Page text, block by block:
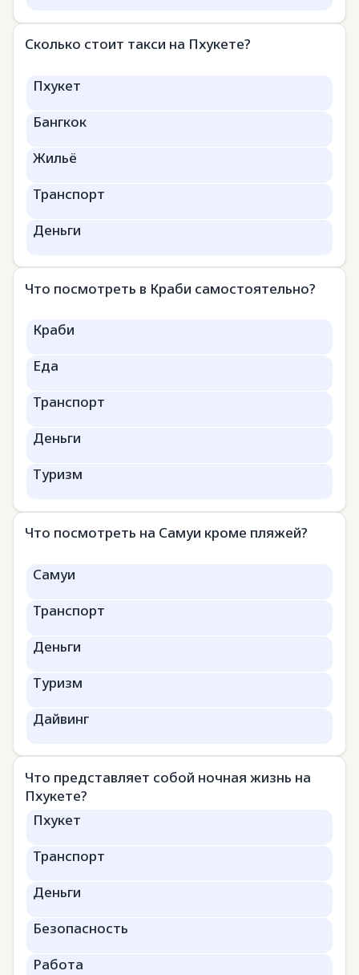
Сколько стоит такси на Пхукете?
Пхукет
Бангкок
Жильё
Транспорт
Деньги
Что посмотреть в Краби самостоятельно?
Краби
Еда
Транспорт
Деньги
Туризм
Что посмотреть на Самуи кроме пляжей?
Самуи
Транспорт
Деньги
Туризм
Дайвинг
Что представляет собой ночная жизнь на
Пхукете?
Пхукет
Транспорт
Деньги
Безопасность
Работа